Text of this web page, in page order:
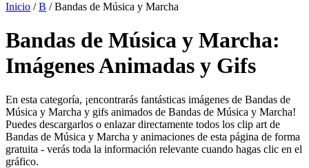
Inicio /B / Bandas de Música y Marcha
Bandas de Música y Marcha:
Imágenes Animadas y Gifs
En esta categoría, ¡encontrarás fantásticas imágenes de Bandas de
Música y Marcha y gifs animados de Bandas de Música y Marcha!
Puedes descargarlos o enlazar directamente todos los clip art de
Bandas de Música y Marcha y animaciones de esta página de forma
gratuita - verás toda la información relevante cuando hagas clic en el
gráfico.